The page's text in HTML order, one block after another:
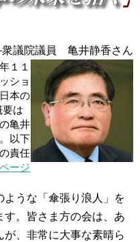
院議員 亀井静香さん
１１
ショ
本の
は
亀井
以下
責任
ージ
うな「傘張り浪人」を
す。皆さま方の会は、あ
が、非常に大事な素晴ら